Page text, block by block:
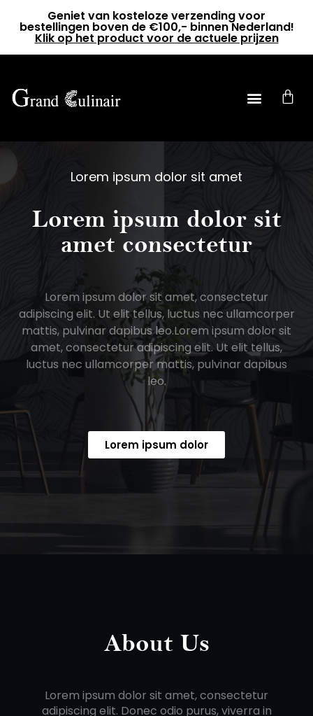
Geniet van kosteloze verzending voor
bestellingen boven de €100,- binnen Nederland!
Klik op het product voor de actuele prijzen
0
Lorem ipsum dolor sit amet
Lorem ipsum dolor sit
amet consectetur
Lorem ipsum dolor sit amet, consectetur
adipiscing elit. Ut elit tellus, luctus nec ullamcorper
mattis, pulvinar dapibus leo.Lorem ipsum dolor sit
amet, consectetur adipiscing elit. Ut elit tellus,
luctus nec ullamcorper mattis, pulvinar dapibus
leo.
Lorem ipsum dolor
About Us
Lorem ipsum dolor sit amet, consectetur
adipiscing elit. Donec odio purus, viverra in